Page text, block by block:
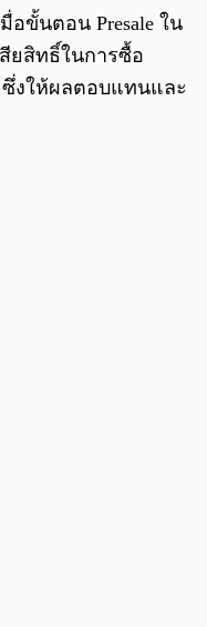
อขั้นตอน Presale ใน
ยสิทธิ์ในการซื้อ
ซึ่งให้ผลตอบแทนและ